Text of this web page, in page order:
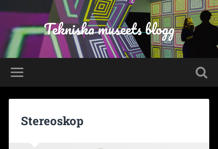
Tekniska museets blogg
Stereoskop